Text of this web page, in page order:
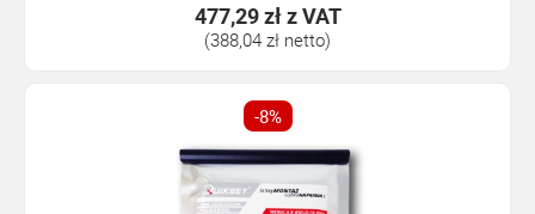
477,29 złz VAT
(388,04 zł netto)
-8%